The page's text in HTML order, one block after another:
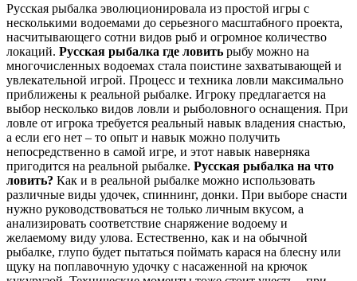
Русская рыбалка эволюционировала из простой игры с
несколькими водоемами до серьезного масштабного проекта,
насчитывающего сотни видов рыб и огромное количество
локаций. Русская рыбалка где ловить рыбу можно на
многочисленных водоемах стала поистине захватывающей и
увлекательной игрой. Процесс и техника ловли максимально
приближены к реальной рыбалке. Игроку предлагается на
выбор несколько видов ловли и рыболовного оснащения. При
ловле от игрока требуется реальный навык владения снастью,
а если его нет – то опыт и навык можно получить
непосредственно в самой игре, и этот навык наверняка
пригодится на реальной рыбалке. Русская рыбалка на что
ловить? Как и в реальной рыбалке можно использовать
различные виды удочек, спиннинг, донки. При выборе снасти
нужно руководствоваться не только личным вкусом, а
анализировать соответствие снаряжение водоему и
желаемому виду улова. Естественно, как и на обычной
рыбалке, глупо будет пытаться поймать карася на блесну или
щуку на поплавочную удочку с насаженной на крючок